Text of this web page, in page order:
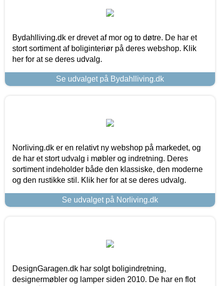
Bydahlliving.dk er drevet af mor og to døtre. De har et
stort sortiment af boliginteriør på deres webshop. Klik
her for at se deres udvalg.
Se udvalget på Bydahlliving.dk
Norliving.dk er en relativt ny webshop på markedet, og
de har et stort udvalg i møbler og indretning. Deres
sortiment indeholder både den klassiske, den moderne
og den rustikke stil. Klik her for at se deres udvalg.
Se udvalget på Norliving.dk
DesignGaragen.dk har solgt boligindretning,
designermøbler og lamper siden 2010. De har en flot